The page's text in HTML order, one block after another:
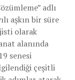
adlı
aşkın bir süre
olarak
alanında
senesi
çeşitli